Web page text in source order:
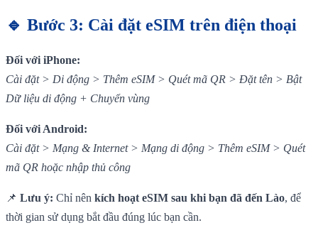
🔹 Bước 3: Cài đặt eSIM trên điện thoại
Đối với iPhone:
Cài đặt > Di động > Thêm eSIM > Quét mã QR > Đặt tên > Bật
Dữ liệu di động + Chuyển vùng
Đối với Android:
Cài đặt > Mạng & Internet > Mạng di động > Thêm eSIM > Quét
mã QR hoặc nhập thủ công
📌 Lưu ý: Chỉ nên kích hoạt eSIM sau khi bạn đã đến Lào, để
thời gian sử dụng bắt đầu đúng lúc bạn cần.